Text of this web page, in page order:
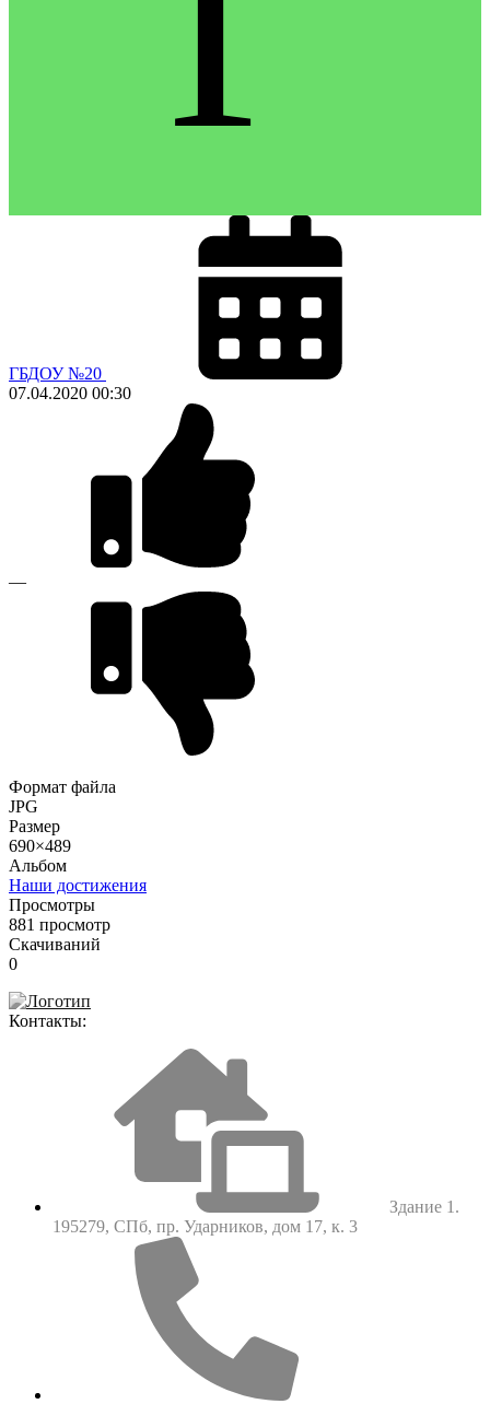
ГБДОУ №20
07.04.2020 00:30
—
Формат файла
JPG
Размер
690×489
Альбом
Наши достижения
Просмотры
881 просмотр
Скачиваний
0
Контакты:
Здание 1.
195279, СПб, пр. Ударников, дом 17, к. 3